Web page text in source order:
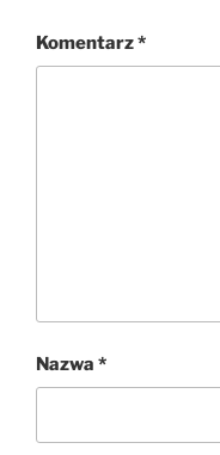
Komentarz*
Nazwa *